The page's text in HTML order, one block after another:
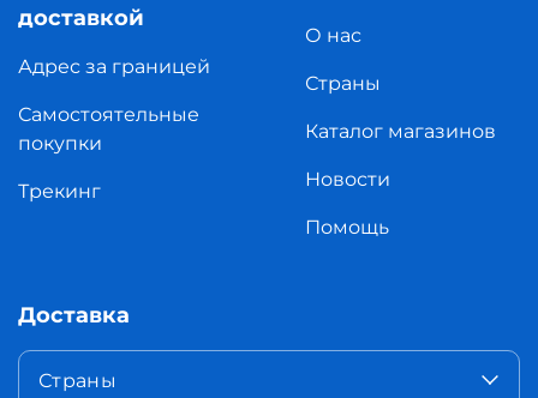
доставкой
Адрес за границей
Самостоятельные
покупки
Трекинг
О нас
Страны
Каталог магазинов
Новости
Помощь
Доставка
Страны